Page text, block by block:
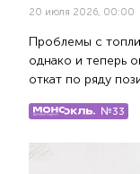
20 июля 2026, 00:00
Проблемы с
однако и теперь
откат по ряду
№33